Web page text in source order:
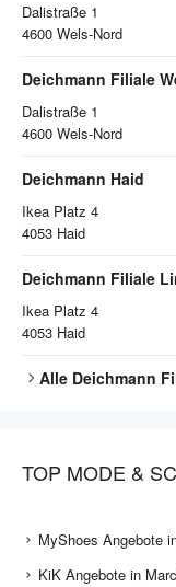
Dalistraße 1
4600 Wels-Nord
Dalistraße 1
4600 Wels-Nord
Deichmann Haid
Ikea Platz 4
4053 Haid
Ikea Platz 4
4053 Haid
Alle Deichmann
TOP MODE &
MyShoes Angebote
KiK Angebote in